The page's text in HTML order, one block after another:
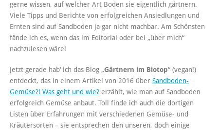
gerne wissen, auf welcher Art Boden sie eigentlich gärtnern.
Viele Tipps und Berichte von erfolgreichen Ansiedlungen und
Ernten sind auf Sandboden ja gar nicht machbar. Am Schönsten
fände ich es, wenn das im Editorial oder bei „über mich“
nachzulesen wäre!
Jetzt gerade hab‘ ich das Blog „Gärtnern im Biotop“ (vegan!)
entdeckt, das in einem Artikel von 2016 über Sandboden-
Gemüse?! Was geht und wie? erzählt, wie man auf Sandboden
erfolgreich Gemüse anbaut. Toll finde ich auch die dortigen
Listen über Erfahrungen mit verschiedenen Gemüse- und
Kräutersorten – sie entsprechen den unseren, doch einige